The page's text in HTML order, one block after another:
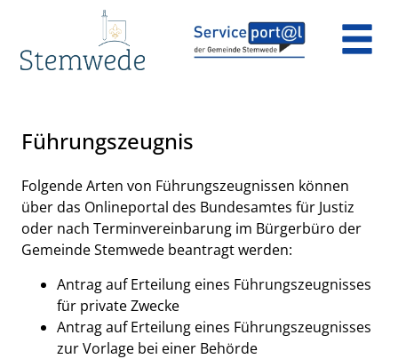
Zum Hauptinhalt springen
Zum Hauptinhalt
Führungszeugnis
Kurzbeschreibung
Folgende Arten von Führungszeugnissen können
über das Onlineportal des Bundesamtes für Justiz
oder nach Terminvereinbarung im Bürgerbüro der
Gemeinde Stemwede beantragt werden:
Antrag auf Erteilung eines Führungszeugnisses
für private Zwecke
Antrag auf Erteilung eines Führungszeugnisses
zur Vorlage bei einer Behörde